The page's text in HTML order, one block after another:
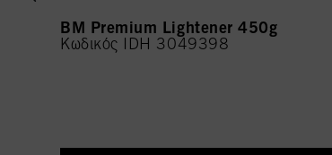
BM Premium Lightener 450g
Κωδικός IDH 3049398